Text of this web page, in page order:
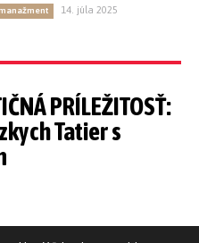
14. júla 2025
PRÍLEŽITOSŤ:
Tatier s